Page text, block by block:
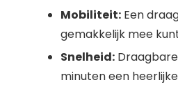
Mobiliteit: Een
gemakkelijk mee
Snelheid:
minuten een